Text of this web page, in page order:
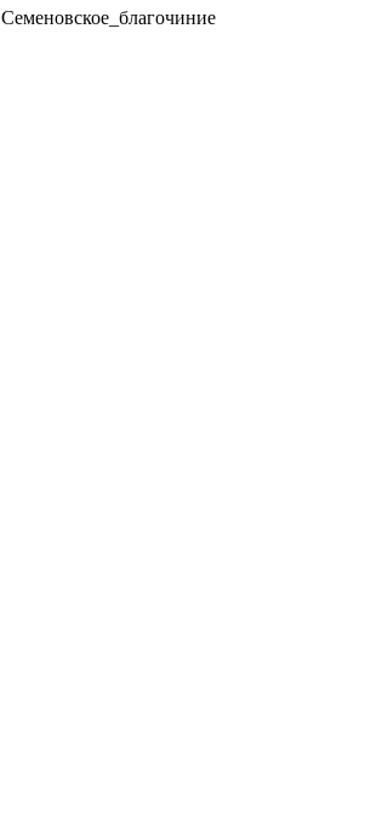
Семеновское_благочиние